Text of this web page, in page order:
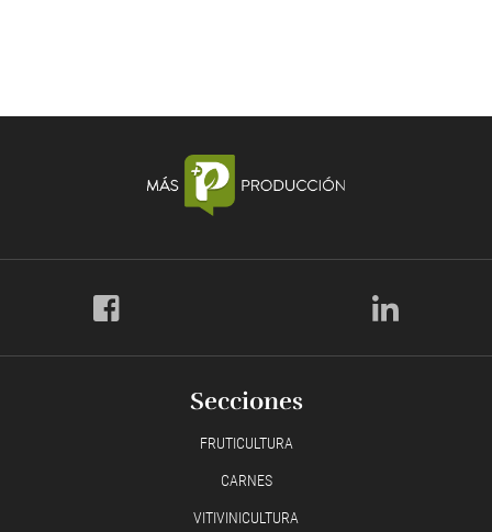
Secciones
FRUTICULTURA
CARNES
VITIVINICULTURA